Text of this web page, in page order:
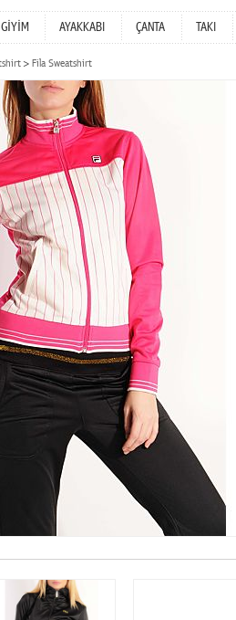
GİYİM AYAKKABI ÇANTA TAKI
Fila Sweatshirt